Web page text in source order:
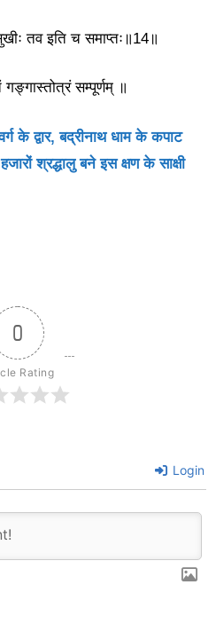
तव इति च समाप्तः॥14॥
गङ्गास्तोत्रं सम्पूर्णम् ॥
के द्वार, बद्रीनाथ धाम के कपाट
श्रद्धालु बने इस क्षण के साक्षी
0
Rating
Login